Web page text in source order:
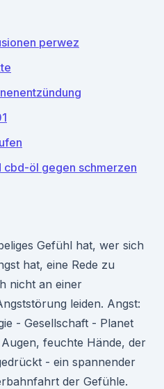
perwez
cbd-öl gegen schmerzen
Gefühl hat, wer sich
hat, eine Rede zu
nicht an einer
leiden. Angst:
- Gesellschaft - Planet
feuchte Hände, der
- ein spannender
der Gefühle.